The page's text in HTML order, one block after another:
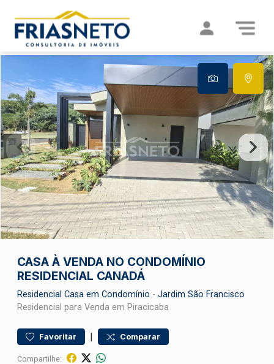
CASA À VENDA NO CONDOMÍNIO
RESIDENCIAL CANADÁ
Residencial Casa em Condomínio - Jardim São Francisco
Residencial para Venda em Piracicaba
Favoritar | Comparar
Compartilhe: